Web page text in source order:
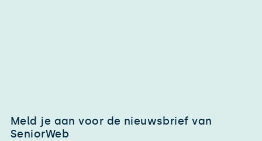
Meld je aan voor de nieuwsbrief van
SeniorWeb